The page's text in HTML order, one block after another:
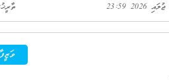
ތާރީޚު: 25 ޖޫން